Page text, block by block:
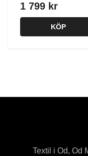
1 799 kr
KÖP
Textil i Od, Od